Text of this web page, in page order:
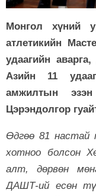
Монгол хүний
атлетикийн
удаагийн
Азийн 11
амжилтын
Цэрэндолгор
Өдгөө 81 настай
хотноо болсон
алт, дөрвөн
ДАШТ-ий есөн